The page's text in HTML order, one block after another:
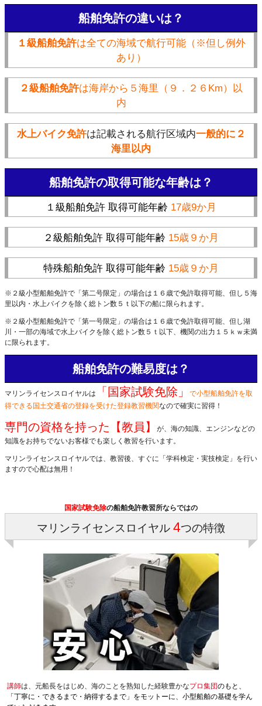
船舶免許の違いは？
１級船舶免許は全ての海域で航行可能（※但し例外
あり）
２級船舶免許は海岸から５海里（９．２６Km）以
内
水上バイク免許は記載される航行区域内一般的に２
海里以内
船舶免許の取得可能な年齢は？
１級船舶免許 取得可能年齢 17歳9か月
２級船舶免許 取得可能年齢 15歳９か月
特殊船舶免許 取得可能年齢 15歳９か月
※２級小型船舶免許で「第二号限定」の場合は１６歳で免許取得可能、但し５海
里以内・水上バイクを除く総トン数５ｔ以下の船に限られます。
※２級小型船舶免許で「第一号限定」の場合は１６歳で免許取得可能、但し湖
川・一部の海域で水上バイクを除く総トン数５ｔ以下、機関の出力１５ｋｗ未満
に限られます。
船舶免許の難易度は？
マリンライセンスロイヤルは 「国家試験免除」
で小型船舶免許を取
得できる国土交通省の登録を受けた登録教習機関なので確実に習得！
専門の資格を持った【教員】
が、海の知識、エンジンなどの
知識をお持ちでないお客様でも楽しく教習を行います。
マリンライセンスロイヤルでは、教習後、すぐに「学科検定・実技検定」を行い
ますので心配は無用！
国家試験免除の船舶免許教習所ならではの
マリンライセンスロイヤル 4つの特徴
講師は、元船長をはじめ、海のことを熟知した経験豊かなプロ集団のもと、
「丁寧に・できるまで・納得するまで」をモットーに、小型船舶の基礎を学ん